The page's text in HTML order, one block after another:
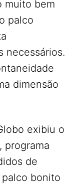
muito bem
palco
necessários.
dimensão
exibiu o
programa
de
bonito